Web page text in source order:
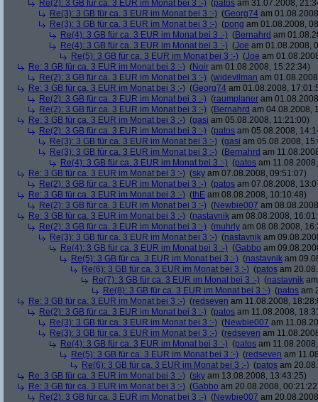
Re(2): 3 GB für ca. 3 EUR im Monat bei 3 :-) (patos am 31.07.2008,
Re(3): 3 GB für ca. 3 EUR im Monat bei 3 :-) (Georg74 am
Re(3): 3 GB für ca. 3 EUR im Monat bei 3 :-) (pong am 01.08.2008,
Re(4): 3 GB für ca. 3 EUR im Monat bei 3 :-) (Bernahrd am
Re(4): 3 GB für ca. 3 EUR im Monat bei 3 :-) (Joe am 01.08.2008,
Re(5): 3 GB für ca. 3 EUR im Monat bei 3 :-) (Joe am
Re: 3 GB für ca. 3 EUR im Monat bei 3 :-) (Noir am 01.08.2008, 15:22:34)
Re(2): 3 GB für ca. 3 EUR im Monat bei 3 :-) (widevilman am
Re: 3 GB für ca. 3 EUR im Monat bei 3 :-) (Georg74 am 01.08.2008,
Re(2): 3 GB für ca. 3 EUR im Monat bei 3 :-) (raumplaner am
Re(2): 3 GB für ca. 3 EUR im Monat bei 3 :-) (Bernahrd am 04.08.2008,
Re: 3 GB für ca. 3 EUR im Monat bei 3 :-) (gasi am 05.08.2008, 11:21:00)
Re(2): 3 GB für ca. 3 EUR im Monat bei 3 :-) (patos am 05.08.2008,
Re(3): 3 GB für ca. 3 EUR im Monat bei 3 :-) (gasi am 05.08.2008,
Re(3): 3 GB für ca. 3 EUR im Monat bei 3 :-) (Bernahrd am
Re(4): 3 GB für ca. 3 EUR im Monat bei 3 :-) (patos am
Re: 3 GB für ca. 3 EUR im Monat bei 3 :-) (sky am 07.08.2008, 09:51:07)
Re(2): 3 GB für ca. 3 EUR im Monat bei 3 :-) (patos am 07.08.2008,
Re: 3 GB für ca. 3 EUR im Monat bei 3 :-) (thE am 08.08.2008, 10:10:48)
Re(2): 3 GB für ca. 3 EUR im Monat bei 3 :-) (Newbie007 am
Re: 3 GB für ca. 3 EUR im Monat bei 3 :-) (nastavnik am 08.08.2008,
Re(2): 3 GB für ca. 3 EUR im Monat bei 3 :-) (muhrly am 08.08.2008,
Re(3): 3 GB für ca. 3 EUR im Monat bei 3 :-) (nastavnik am
Re(4): 3 GB für ca. 3 EUR im Monat bei 3 :-) (Gabbo am
Re(5): 3 GB für ca. 3 EUR im Monat bei 3 :-) (nastavnik am
Re(6): 3 GB für ca. 3 EUR im Monat bei 3 :-) (patos am
Re(7): 3 GB für ca. 3 EUR im Monat bei 3 :-) (nastavnik
Re(8): 3 GB für ca. 3 EUR im Monat bei 3 :-) (patos am
Re: 3 GB für ca. 3 EUR im Monat bei 3 :-) (redseven am 11.08.2008,
Re(2): 3 GB für ca. 3 EUR im Monat bei 3 :-) (patos am 11.08.2008,
Re(3): 3 GB für ca. 3 EUR im Monat bei 3 :-) (Newbie007 am
Re(3): 3 GB für ca. 3 EUR im Monat bei 3 :-) (redseven am
Re(4): 3 GB für ca. 3 EUR im Monat bei 3 :-) (patos am
Re(5): 3 GB für ca. 3 EUR im Monat bei 3 :-) (redseven am
Re(6): 3 GB für ca. 3 EUR im Monat bei 3 :-) (patos am
Re: 3 GB für ca. 3 EUR im Monat bei 3 :-) (sky am 13.08.2008, 13:43:25)
Re: 3 GB für ca. 3 EUR im Monat bei 3 :-) (Gabbo am 20.08.2008,
Re(2): 3 GB für ca. 3 EUR im Monat bei 3 :-) (Newbie007 am